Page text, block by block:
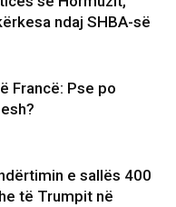
ndaj SHBA-së
Francë: Pse po
e sallës 400
të Trumpit në